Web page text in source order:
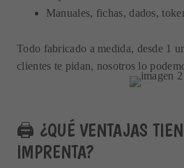
Manuales, fichas, dados,
Todo fabricado a medida, desde 1
clientes te pidan, nosotros lo
🖨️ ¿QUÉ VENTAJAS
IMPRENTA?